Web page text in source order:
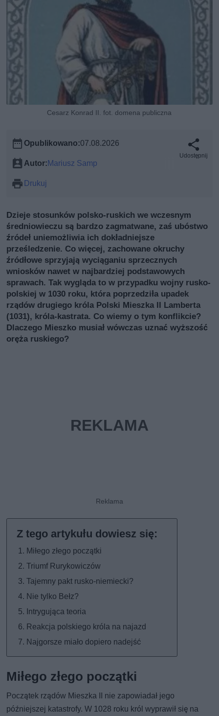
Cesarz Konrad II. fot. domena publiczna
Opublikowano:07.08.2026
Autor: Mariusz Samp
Drukuj
Udostępnij
Dzieje stosunków polsko-ruskich we wczesnym
średniowieczu są bardzo zagmatwane, zaś ubóstwo
źródeł uniemożliwia ich dokładniejsze
prześledzenie. Co więcej, zachowane okruchy
źródłowe sprzyjają wyciąganiu sprzecznych
wniosków nawet w najbardziej podstawowych
sprawach. Tak wygląda to w przypadku wojny rusko-
polskiej w 1030 roku, która poprzedziła upadek
rządów drugiego króla Polski Mieszka II Lamberta
(1031), króla-kastrata. Co wiemy o tym konflikcie?
Dlaczego Mieszko musiał wówczas uznać wyższość
oręża ruskiego?
Miłego złego początki
Triumf Rurykowiczów
Tajemny pakt rusko-niemiecki?
Nie tylko Bełz?
Intrygująca teoria
Reakcja polskiego króla na najazd
Najgorsze miało dopiero nadejść
Miłego złego początki
Początek rządów Mieszka II nie zapowiadał jego
późniejszej katastrofy. W 1028 roku król wyprawił się na